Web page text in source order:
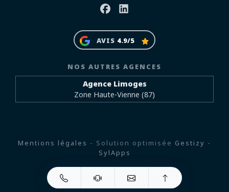
FacebookLinkedin
AVIS 4.9/5
NOS AUTRES AGENCES
Agence Limoges
Zone Haute-Vienne (87)
Mentions légales - Solution optimisée Gestizy -
SylApps